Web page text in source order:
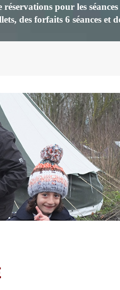
pour les
des forfaits 6 séances et